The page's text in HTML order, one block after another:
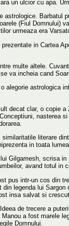
un ulcior cu apa.
(Fiul Domnului)
urmeaza era
in Cartea
multe altele.
va incheia cand
astrologica
decat clar, o copie
nasterea
literare
in toata
Gilgamesh, scrisa
avand totul
pus intr-un cos din
legenda lui
insa salvat si
de trecere a
a fost marele
Domnului.